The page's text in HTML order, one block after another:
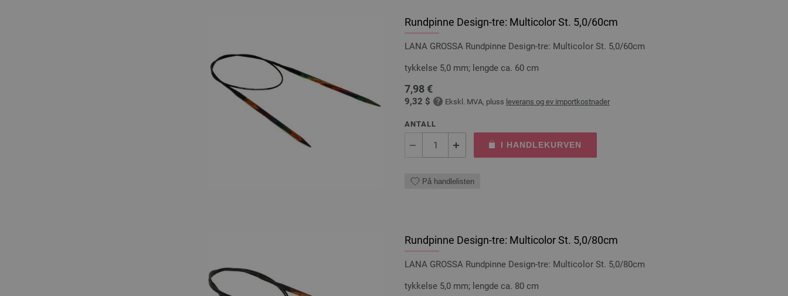
Rundpinne Design-tre: Multicolor St. 5,0/60cm
LANA GROSSA Rundpinne Design-tre: Multicolor St. 5,0/60cm
tykkelse 5,0 mm; lengde ca. 60 cm
7,98 €
9,32 $ Ekskl. MVA, pluss leverans og ev importkostnader
ANTALL
I HANDLEKURVEN
På handlelisten
Rundpinne Design-tre: Multicolor St. 5,0/80cm
LANA GROSSA Rundpinne Design-tre: Multicolor St. 5,0/80cm
tykkelse 5,0 mm; lengde ca. 80 cm